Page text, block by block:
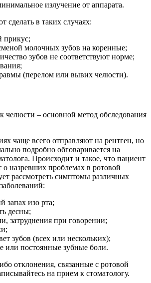
излучение от аппарата.
сделать в таких случаях:
прикус;
молочных зубов на коренные;
зубов не соответствуют норме;
(перелом или вывих челюсти).
– основной метод обследования
чаще всего отправляют на рентген, но
подробно обговаривается на
Происходит и такое, что пациент
о назревших проблемах в ротовой
рассмотреть симптомы различных
запах изо рта;
десны;
затруднения при говорении;
зубов (всех или нескольких);
или постоянные зубные боли.
отклонения, связанные с ротовой
на прием к стоматологу.